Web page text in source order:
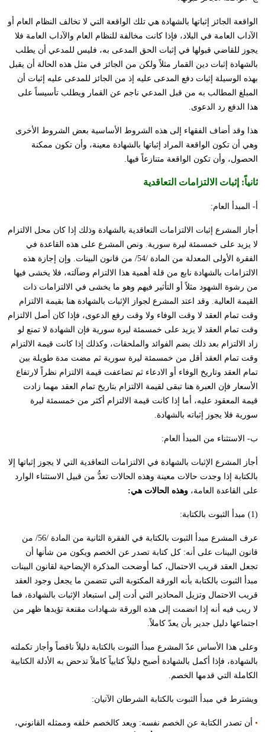
الواقعة الجائز إثباتها بالشهادة هي تلك الواقعة التي لا تخالف النظام العام أو
الآداب العامة في البلاد، فإذا كانت مخالفة للنظام العام والآداب العامة فلا
يجوز للقاضي قبولها في إثبات الحق المدعى به، فليس للمدعي أن يطلب
بالشهادة إثبات دين القمار مثلاً ولكن من الجائز في مثل هذه الحالة أن يقبل
بهذه الوسيلة إثبات دفع المدعى عليه إذ من الجائز للمدعى عليه إثبات أن
المبلغ المطالب به من قبل المدعي ناجم عن القمار ويطلب تأسيساً على
هذا الدفع رد الدعوى.
هذا وقد أضاف الفقهاء إلى هذه الشروط الأساسية بعض الشروط الأخرى
وهي أن تكون الواقعة المراد إثباتها بالشهادة معينة، وأن تكون ممكنة
الحصول، وأن تكون الواقعة متنازعاً فيها.
ثانياً: إثبات الالتزامات التعاقدية
أ- المبدأ العام:
أجاز المشرع إثبات الالتزامات التعاقدية بالشهادة وذلك إذا كان محل الالتزام
لا يزيد على خمسمئة ليرة سورية. ونص المشرع على هذه القاعدة في
الفقرة الأولى المعدلة من المادة /54/ من قانون البينات. وإن إجازة هذه
الالتزامات بالشهادة نابع من قلة أهمية هذا الالتزام وضآلته، فلا يخشى فيها
من رشوة الشهود مثلاً أو التأثير فيهم وهو ما يخشى في الالتزامات ذات
القيمة العالية. وقد اعتد المشرع لجواز الإثبات بالشهادة هنا بقيمة الالتزام
وقت تمام العقد لا وقت الوفاء ولا وقت رفع الدعوى، فإذا كان أصل الالتزام
وقت تمام العقد لا يزيد على خمسمئة ليرة سورية فإن الشهادة لا تمنع لو
زاد الالتزام بعد ذلك بضم الفوائد والملحقات، وكذلك إذا كانت قيمة الالتزام
وقت تمام العقد أقل من خمسمئة ليرة سورية ثم مضت مدة طويلة بين
تمام العقد وتاريخ الوفاء أو الادعاء ثم تضاعفت قيمة الالتزام نظراً لارتفاع
الأسعار فإن العبرة هنا تبقى لقيمة الالتزام بتاريخ تمام العقد مهما زادت
قيمة المعقود عليه، أما إذا كانت قيمة الالتزام أكثر من خمسمئة ليرة
سورية فلا يجوز إثباته بالشهادة.
ب- الاستثناء من المبدأ العام:
أجاز المشرع الإثبات بالشهادة في الالتزامات التعاقدية التي لا يجوز إثباتها إلا
بالكتابة إذا وجدت حالات معينة وهذه الحالات تعدُّ من قبيل الاستثناء الوارد
على القاعدة العامة، وهذه الحالات هي:
(1) مبدأ الثبوت بالكتابة:
عرف المشرع مبدأ الثبوت بالكتابة في الفقرة الثانية من المادة /56/ من
قانون البينات على أنه: كل كتابة تصدر عن الخصم ويكون من شأنها أن
تجعل العقد قريب الاحتمال، كما أوضحت المذكرة الإيضاحية لقانون البينات
مبدأ الثبوت بالكتابة بأنه الورقة المكتوبة التي تتضمن ما يجعل وجود العقد
قريب الاحتمال وتزيل المحاذير التي أدت إلى استبعاد الإثبات بالشهادة، فما
لا ريب فيه أنه إذا انضمت إلى هذه الورقة شـهادات مقنعة تؤيدها ظهر من
اجتماعها دليل جدير بأن يعدّ كاملاً.
وعلى هذا الأساس عدّ المشرع مبدأ الثبوت بالكتابة دليلاً ناقصاً وأجاز تكملته
بالشهادة، فإذا أكمل بالشهادة أصبح دليلاً كتابياً كاملاً تدحض به الأدلة الكتابية
الكاملة التي قدمها الخصم.
ويشترط في مبدأ الثبوت بالكتابة الشرطان الآتيان:
• أن تصدر الكتابة عن الخصم نفسه: ويعد كالخصم خلفه وممثله القانوني،